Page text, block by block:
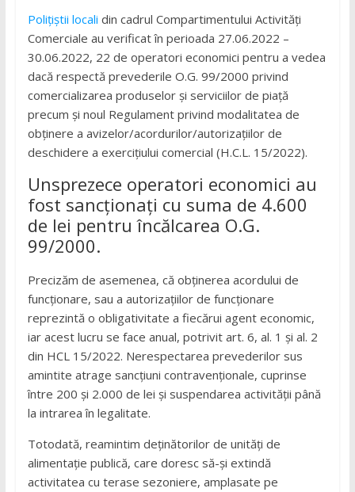
Polițiștii locali din cadrul Compartimentului Activități
Comerciale au verificat în perioada 27.06.2022 –
30.06.2022, 22 de operatori economici pentru a vedea
dacă respectă prevederile O.G. 99/2000 privind
comercializarea produselor şi serviciilor de piaţă
precum și noul Regulament privind modalitatea de
obținere a avizelor/acordurilor/autorizațiilor de
deschidere a exercițiului comercial (H.C.L. 15/2022).
Unsprezece operatori economici au
fost sancționați cu suma de 4.600
de lei pentru încălcarea O.G.
99/2000.
Precizăm de asemenea, că obținerea acordului de
funcționare, sau a autorizațiilor de funcționare
reprezintă o obligativitate a fiecărui agent economic,
iar acest lucru se face anual, potrivit art. 6, al. 1 și al. 2
din HCL 15/2022. Nerespectarea prevederilor sus
amintite atrage sancțiuni contravenționale, cuprinse
între 200 și 2.000 de lei și suspendarea activității până
la intrarea în legalitate.
Totodată, reamintim deținătorilor de unități de
alimentație publică, care doresc să-și extindă
activitatea cu terase sezoniere, amplasate pe